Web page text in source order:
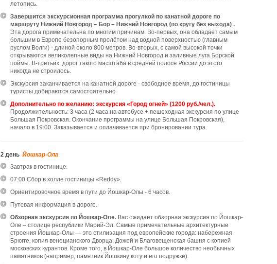
летопись.
Завершится экскурсионная программа прогулкой по канатной дороге по
маршруту Нижний Новгород – Бор – Нижний Новгород (по кругу без выхода) .
Эта дорога примечательна по многим причинам. Во-первых, она обладает самым
большим в Европе безопорным пролётом над водной поверхностью (главным
руслом Волги) - длиной около 800 метров. Во-вторых, с самой высокой точки
открываются великолепные виды на Нижний Новгород и заливные луга Борской
поймы. В-третьих, дорог такого масштаба в средней полосе России до этого
никогда не строилось.
Экскурсия заканчивается на канатной дороге - свободное время, до гостиницы
туристы добираются самостоятельно
Дополнительно по желанию: экскурсия «Город огней» (1200 руб./чел.).
Продолжительность: 3 часа (2 часа на автобусе + пешеходная экскурсия по улице
Большая Покровская. Окончание программы на улице Большая Покровская),
начало в 19:00. Заказывается и оплачивается при бронировании тура.
2 день Йошкар-Ола
Завтрак в гостинице.
07:00 Сбор в холле гостиницы «Reddy».
Ориентировочное время в пути до Йошкар-Олы - 6 часов.
Путевая информация в дороге.
Обзорная экскурсия по Йошкар-Оле. Вас ожидает обзорная экскурсия по Йошкар-
Оле – столице республики Марий-Эл. Самые примечательные архитектурные
строения Йошкар-Олы — это стилизация под европейские города: набережная
Брюгге, копия венецианского Дворца, Дожей и Благовещенская башня с копией
московских курантов. Кроме того, в Йошкар-Оле большое количество необычных
памятников (например, памятник Йошкину коту и его подружке).